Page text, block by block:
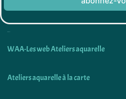
WAA-Les web Ateliers aquarelle
Ateliers aquarelle à la carte